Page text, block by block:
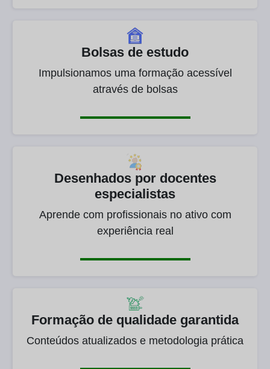
Bolsas de estudo
Impulsionamos uma formação acessível
através de bolsas
Desenhados por docentes
especialistas
Aprende com profissionais no ativo com
experiência real
Formação de qualidade garantida
Conteúdos atualizados e metodologia prática